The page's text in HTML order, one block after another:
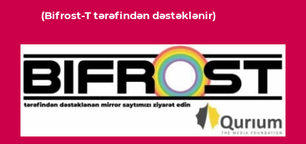
(Bifrost-T tərəfindən dəstəklənir)